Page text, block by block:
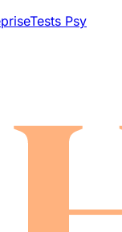
Tests Psy